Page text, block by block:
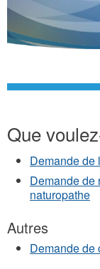
Que
Demande de
Demande de
naturopathe
Autres
Demande de